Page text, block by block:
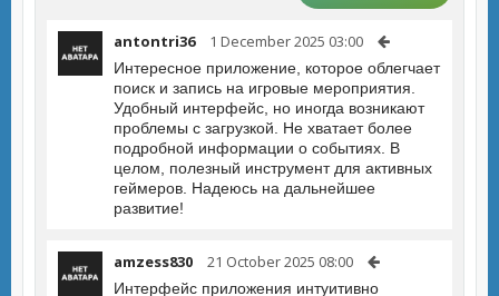
antontri36 1 December 2025 03:00
Интересное приложение, которое облегчает
поиск и запись на игровые мероприятия.
Удобный интерфейс, но иногда возникают
проблемы с загрузкой. Не хватает более
подробной информации о событиях. В
целом, полезный инструмент для активных
геймеров. Надеюсь на дальнейшее
развитие!
amzess830 21 October 2025 08:00
Интерфейс приложения интуитивно